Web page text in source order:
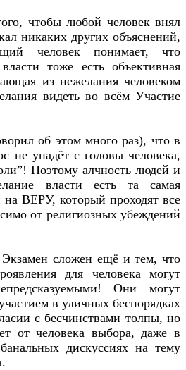
чтобы любой человек внял
никаких других объяснений,
человек понимает, что
тоже есть объективная
из нежелания человеком
видеть во всём Участие
об этом много раз), что в
не упадёт с головы человека,
Поэтому алчность людей и
власти есть та самая
ВЕРУ, который проходят все
от религиозных убеждений
сложен ещё и тем, что
для человека могут
Они могут
в уличных беспорядках
с бесчинствами толпы, но
от человека выбора, даже в
дискуссиях на тему